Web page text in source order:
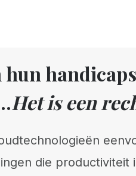
hun
Het is een
die productiviteit